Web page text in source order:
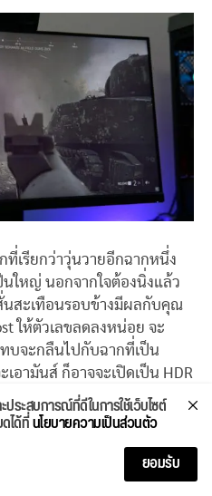
ที่เรียกว่าวุ่นวายอีกฉากหนึ่ง
ใหญ่ นอกจากใจต้องนิ่งแล้ว
นสะเทือนรอบข้างมีผลกับคุณ
ให้ตัวเลขลดลงหน่อย จะ
บจะกลืนไปกับฉากที่เป็น
อามันส์ ก็อาจจะเปิดเป็น HDR
ระสบการณ์ที่ดีในการใช้เว็บไซต์
ได้ที่นโยบายความเป็นส่วนตัว
ยอมรับ